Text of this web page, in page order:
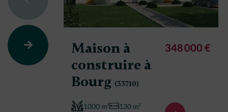
Maison à
construire à
Bourg (33710)
1000 m²
130 m²
348 000 €